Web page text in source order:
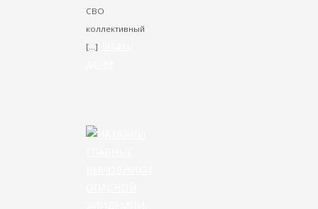
СВО
коллективный
[…]